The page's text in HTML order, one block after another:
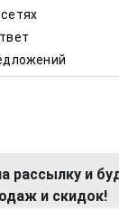
рассылку и
и скидок!